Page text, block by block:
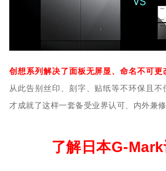
创想系列解决了面板无屏显、命名不可更
从此告别丝印、刻字、贴纸等不环保且不
才成就了这样一套备受业界认可、内外兼修
了解日本G-